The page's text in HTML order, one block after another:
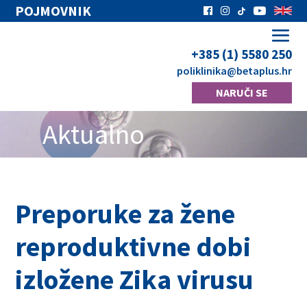
POJMOVNIK
+385 (1) 5580 250
poliklinika@betaplus.hr
NARUČI SE
Aktualno
Preporuke za žene
reproduktivne dobi
izložene Zika virusu